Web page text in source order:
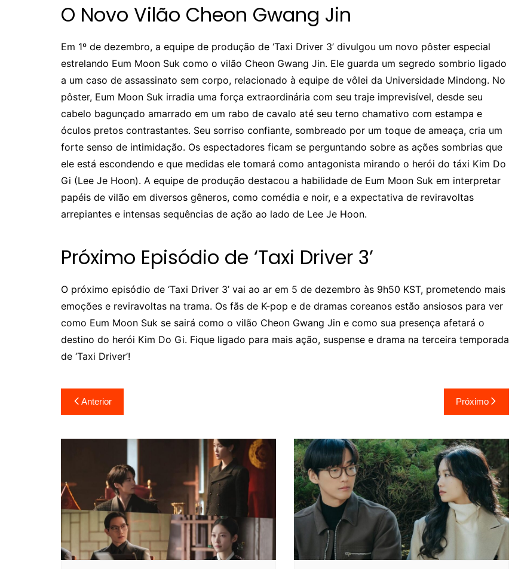
O Novo Vilão Cheon Gwang Jin
Em 1º de dezembro, a equipe de produção de ‘Taxi Driver 3’ divulgou um novo pôster especial
estrelando Eum Moon Suk como o vilão Cheon Gwang Jin. Ele guarda um segredo sombrio ligado
a um caso de assassinato sem corpo, relacionado à equipe de vôlei da Universidade Mindong. No
pôster, Eum Moon Suk irradia uma força extraordinária com seu traje imprevisível, desde seu
cabelo bagunçado amarrado em um rabo de cavalo até seu terno chamativo com estampa e
óculos pretos contrastantes. Seu sorriso confiante, sombreado por um toque de ameaça, cria um
forte senso de intimidação. Os espectadores ficam se perguntando sobre as ações sombrias que
ele está escondendo e que medidas ele tomará como antagonista mirando o herói do táxi Kim Do
Gi (Lee Je Hoon). A equipe de produção destacou a habilidade de Eum Moon Suk em interpretar
papéis de vilão em diversos gêneros, como comédia e noir, e a expectativa de reviravoltas
arrepiantes e intensas sequências de ação ao lado de Lee Je Hoon.
Próximo Episódio de ‘Taxi Driver 3’
O próximo episódio de ‘Taxi Driver 3’ vai ao ar em 5 de dezembro às 9h50 KST, prometendo mais
emoções e reviravoltas na trama. Os fãs de K-pop e de dramas coreanos estão ansiosos para ver
como Eum Moon Suk se sairá como o vilão Cheon Gwang Jin e como sua presença afetará o
destino do herói Kim Do Gi. Fique ligado para mais ação, suspense e drama na terceira temporada
de ‘Taxi Driver’!
Navegação
de
Post
Anterior Próximo